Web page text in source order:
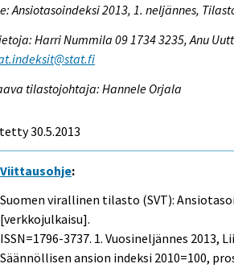
Ansiotasoindeksi 2013, 1. neljännes,
Harri Nummila 09 1734 3235, Anu
tilastojohtaja: Hannele Orjala
30.5.2013
Viittausohje:
Suomen virallinen tilasto (SVT):
[verkkojulkaisu].
ISSN=1796-3737. 1. Vuosineljännes 2013,
Säännöllisen ansion indeksi 2010=100,